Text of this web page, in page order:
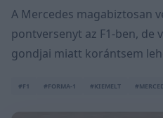
A Mercedes magabiztosan
pontversenyt az F1-ben, de
gondjai miatt korántsem
#F1 #FORMA-1 #KIEMELT